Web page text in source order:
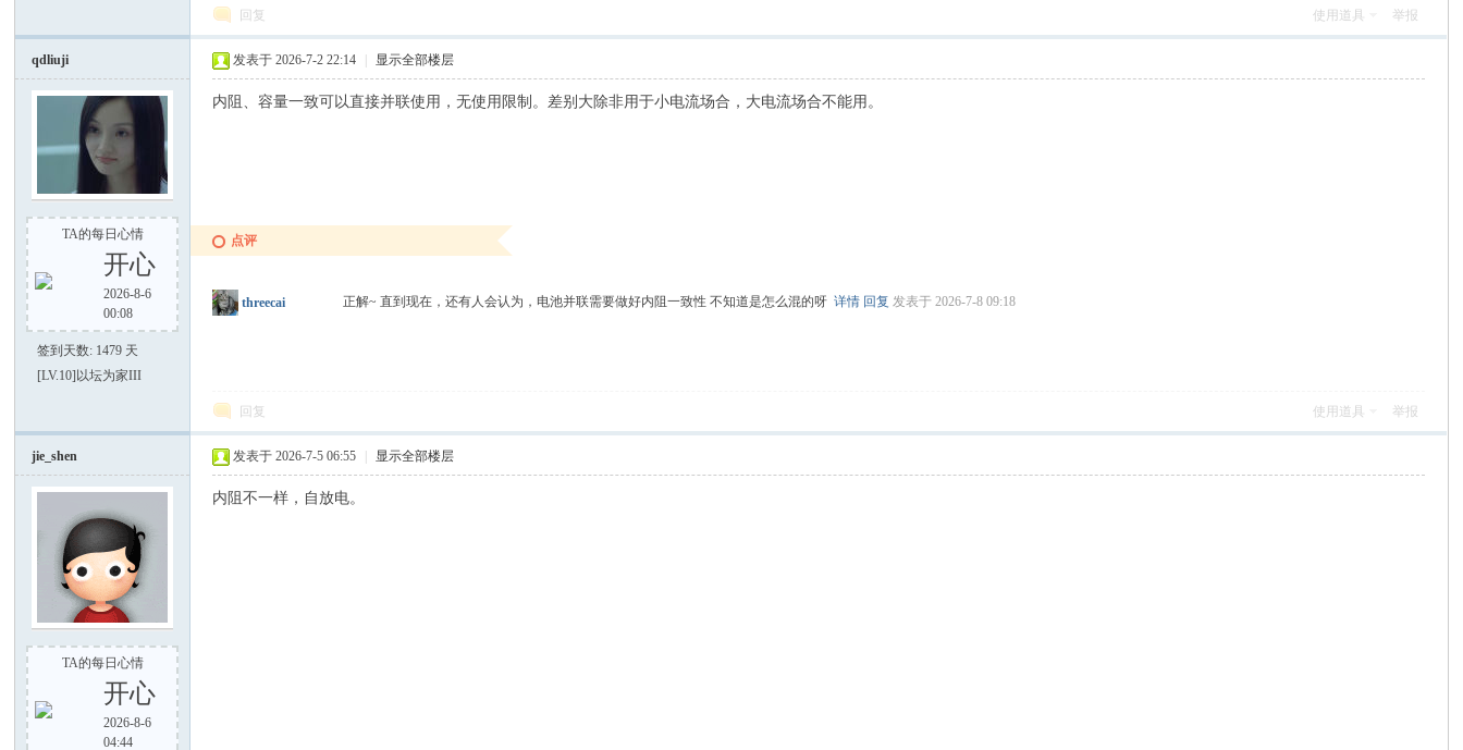
回复 使用道具 举报
qdliuji
TA的每日心情
开心
2026-8-6
00:08
签到天数: 1479 天
[LV.10]以坛为家III
发表于 2026-7-2 22:14 显示全部楼层
内阻、容量一致可以直接并联使用，无使用限制。差别大除非用于小电流场合，大电流场合不能用。
点评
threecai 正解~ 直到现在，还有人会认为，电池并联需要做好内阻一致性 不知道是怎么混的呀详情 回复 发表于 2026-7-8 09:18
回复 使用道具 举报
jie_shen
TA的每日心情
开心
2026-8-6
04:44
发表于 2026-7-5 06:55 显示全部楼层
内阻不一样，自放电。